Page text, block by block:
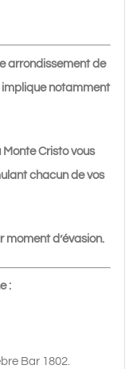
arrondissement de
implique notamment
Cristo vous
chacun de vos
moment d’évasion.
:
Bar 1802.